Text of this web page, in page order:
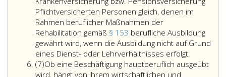
um
einen
land(forst)wirtschaftlichen
Betrieb,
dessen
Einheitswert
den
nach
dieser
Absatz
Ziffer
2,,
3
oder
4
im
Zeitpunkt
des
Todes
vorhandenen
Angehörigen
im
Pflichtversicherten Personen gleich, denen im
Rahmen beruflicher Maßnahmen der
Rehabilitation gemäß § 153 berufliche Ausbildung
gewährt wird, wenn die Ausbildung nicht auf Grund
eines Dienst- oder Lehrverhältnisses erfolgt.
es
(7)Absatz
7
Ob eine Beschäftigung hauptberuflich ausgeübt
wird, hängt von ihrem wirtschaftlichen und